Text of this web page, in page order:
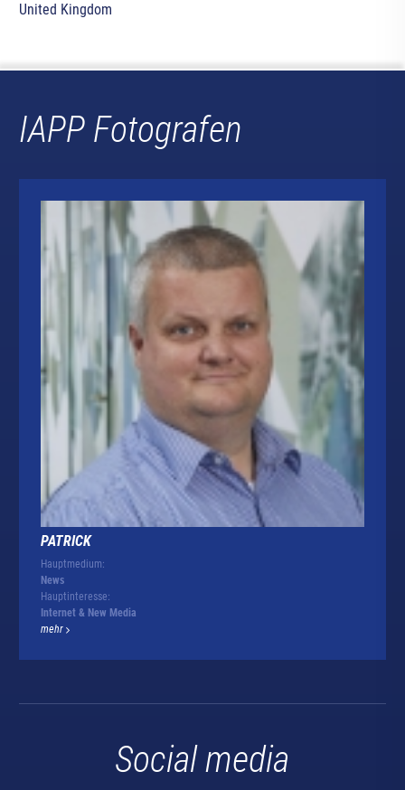
United Kingdom
IAPP Fotografen
PATRICK
Hauptmedium:
News
Hauptinteresse:
Internet & New Media
mehr
Social media